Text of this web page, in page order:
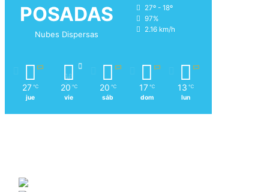
POSADAS
Nubes Dispersas
27º - 18º
97%
2.16 km/h
27 ℃
jue
20 ℃
vie
20 ℃
sáb
17 ℃
dom
13 ℃
lun